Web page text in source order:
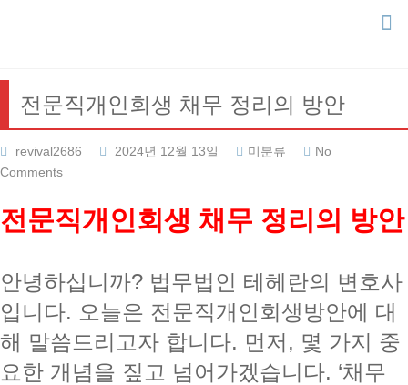
전문직개인회생 채무 정리의 방안
revival2686 2024년 12월 13일 미분류
No
Comments
전문직개인회생 채무 정리의 방안
안녕하십니까? 법무법인 테헤란의 변호사
입니다. 오늘은 전문직개인회생방안에 대
해 말씀드리고자 합니다. 먼저, 몇 가지 중
요한 개념을 짚고 넘어가겠습니다. ‘채무